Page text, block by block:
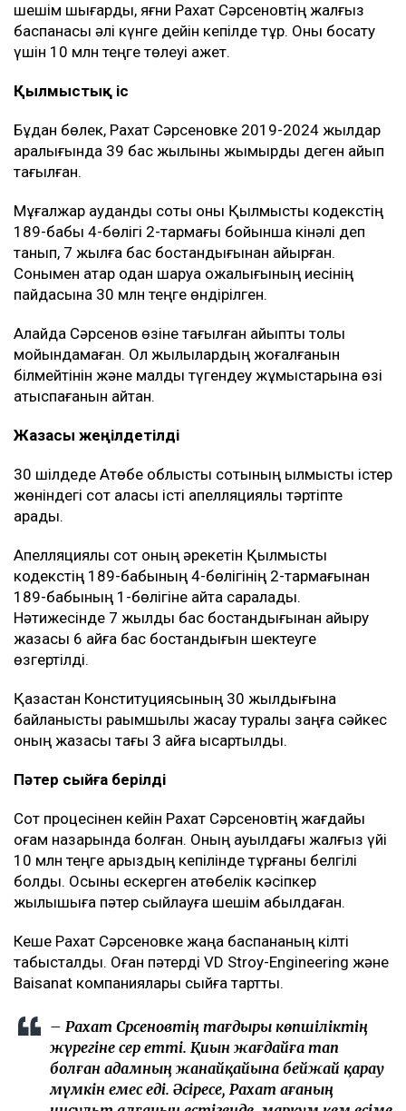
шешім шығарды, яғни Рахат Сәрсеновтің жалғыз
баспанасы әлі күнге дейін кепілде тұр. Оны босату
үшін 10 млн теңге төлеуі қажет.
Қылмыстық іс
Бұдан бөлек, Рахат Сәрсеновке 2019-2024 жылдар
аралығында 39 бас жылқыны жымқырды деген айып
тағылған.
Мұғалжар аудандық соты оны Қылмыстық кодекстің
189-бабы 4-бөлігі 2-тармағы бойынша кінәлі деп
танып, 7 жылға бас бостандығынан айырған.
Сонымен қатар одан шаруа қожалығының иесінің
пайдасына 30 млн теңге өндірілген.
Алайда Сәрсенов өзіне тағылған айыпты толық
мойындамаған. Ол жылқылардың жоғалғанын
білмейтінін және малды түгендеу жұмыстарына өзі
қатыспағанын айтқан.
Жазасы жеңілдетілді
30 шілдеде Ақтөбе облыстық сотының қылмыстық істер
жөніндегі сот алқасы істі апелляциялық тәртіпте
қарады.
Апелляциялық сот оның әрекетін Қылмыстық
кодекстің 189-бабының 4-бөлігінің 2-тармағынан
189-бабының 1-бөлігіне қайта саралады.
Нәтижесінде 7 жылдық бас бостандығынан айыру
жазасы 6 айға бас бостандығын шектеуге
өзгертілді.
Қазақстан Конституциясының 30 жылдығына
байланысты рақымшылық жасау туралы заңға сәйкес
оның жазасы тағы 3 айға қысқартылды.
Пәтер сыйға берілді
Сот процесінен кейін Рахат Сәрсеновтің жағдайы
қоғам назарында болған. Оның ауылдағы жалғыз үйі
10 млн теңге қарыздың кепілінде тұрғаны белгілі
болды. Осыны ескерген ақтөбелік кәсіпкер
жылқышыға пәтер сыйлауға шешім қабылдаған.
Кеше Рахат Сәрсеновке жаңа баспананың кілті
табысталды. Оған пәтерді VD Stroy-Engineering және
Baisanat компаниялары сыйға тартты.
– Рахат Сәрсеновтің тағдыры көпшіліктің
жүрегіне әсер етті. Қиын жағдайға тап
болған адамның жанайқайына бейжай қарау
мүмкін емес еді. Әсіресе, Рахат ағаның